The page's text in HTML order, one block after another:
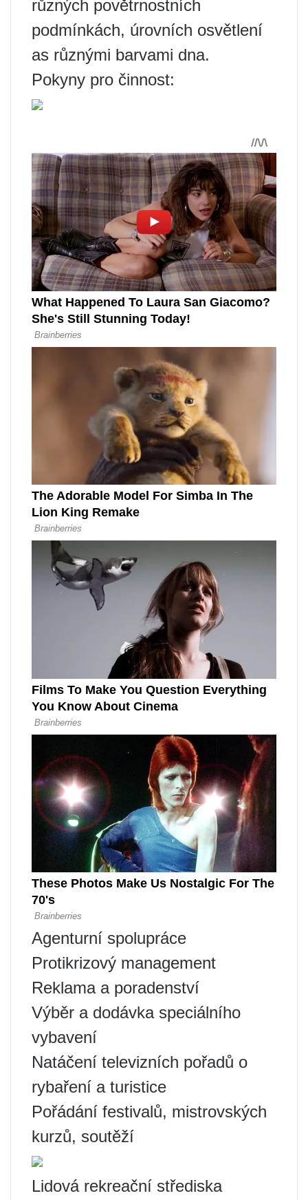
různých povětrnostních
podmínkách, úrovních osvětlení
as různými barvami dna.
Pokyny pro činnost:
Agenturní spolupráce
Protikrizový management
Reklama a poradenství
Výběr a dodávka speciálního
vybavení
Natáčení televizních pořadů o
rybaření a turistice
Pořádání festivalů, mistrovských
kurzů, soutěží
Lidová rekreační střediska